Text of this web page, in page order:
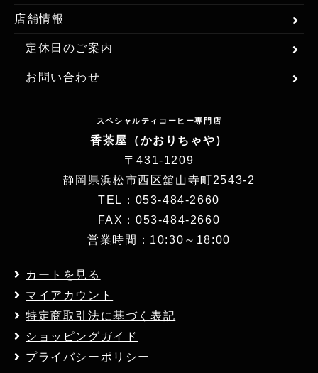
店舗情報
定休日のご案内
お問い合わせ
スペシャルティコーヒー専門店
香茶屋（かおりちゃや）
〒431-1209
静岡県浜松市西区舘山寺町2543-2
TEL：053-484-2660
FAX：053-484-2660
営業時間：10:30～18:00
カートを見る
マイアカウント
特定商取引法に基づく表記
ショッピングガイド
プライバシーポリシー